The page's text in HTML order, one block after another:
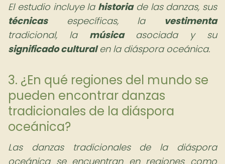
El estudio incluye la historiade las danzas, sus
técnicasespecíficas, la vestimenta
tradicional, la músicaasociada y su
significado culturalen la diáspora oceánica.
3. ¿En qué regiones del mundo se
pueden encontrar danzas
tradicionales de la diáspora
oceánica?
Las danzas tradicionales de la diáspora
oceánica se encuentran en regiones como